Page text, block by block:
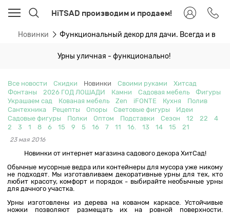
HiTSAD производим и продаем!
Новинки Функциональный декор для дачи. Всегда и
Урны уличная - функционально!
Все новости Скидки Новинки Своими руками
Хитсад
Фонтаны
2026 ГОД ЛОШАДИ Камни Садовая мебель
Фигуры
Украшаем сад
Кованая мебель Zen iFONTE Кухня
Полив
Сантехника
Рецепты Опоры Световые фигуры
Идеи
Садовые фигуры
Полки Оптом Подставки Сезон 12 22
4
2
3 1 8 6 15 9 5 16 7 11 16. 13 14 15 21
23 мая 2016
Новинки от интернет магазина садового декора ХитСад!
Обычные мусорные ведра или контейнеры для мусора уже никому
не подходят. Мы изготавливаем декоративные урны для тех, кто
любит красоту, комфорт и порядок - выбирайте необычные урны
для дачного участка.
Урны изготовлены из дерева на кованом каркасе. Устойчивые
ножки позволяют размещать их на ровной поверхности.